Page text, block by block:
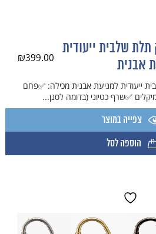
תלת שלבית ייעודית
אבנית
₪399.00
ייעודית למניעת אבנית מכילה: ✅️פחם
✅️שרף כטיוני (בדומה לסנן...
צפייה במוצר
הוספה לסל